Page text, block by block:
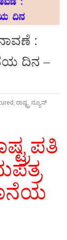
:
ದಿನ –
,ರಾಷ್ಟ್ರ ನ್ಯೂಸ್